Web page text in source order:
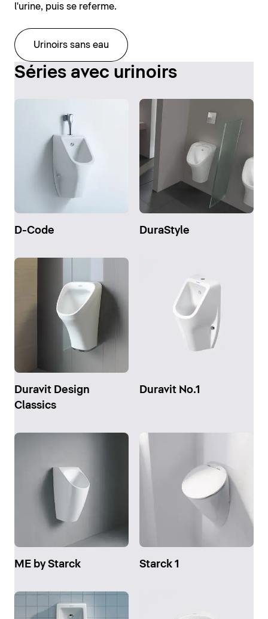
l'urine, puis se referme.
Urinoirs sans eau
Séries avec urinoirs
D-Code DuraStyle
Duravit Design
Classics
Duravit No.1
ME by Starck Starck 1